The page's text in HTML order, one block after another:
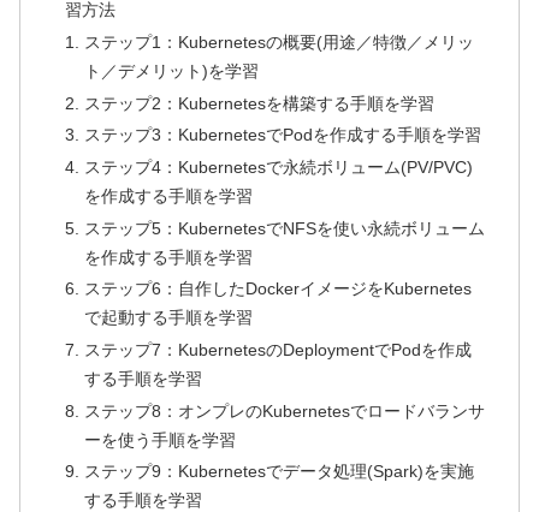
習方法
ステップ1：Kubernetesの概要(用途／特徴／メリッ
ト／デメリット)を学習
ステップ2：Kubernetesを構築する手順を学習
ステップ3：KubernetesでPodを作成する手順を学習
ステップ4：Kubernetesで永続ボリューム(PV/PVC)
を作成する手順を学習
ステップ5：KubernetesでNFSを使い永続ボリューム
を作成する手順を学習
ステップ6：自作したDockerイメージをKubernetes
で起動する手順を学習
ステップ7：KubernetesのDeploymentでPodを作成
する手順を学習
ステップ8：オンプレのKubernetesでロードバランサ
ーを使う手順を学習
ステップ9：Kubernetesでデータ処理(Spark)を実施
する手順を学習